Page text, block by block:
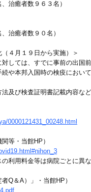
治癒者数９６３名）
治癒者数９０名）
４月１９日から実施）＞
しては、すでに事前の出
や本邦入国時の検疫にお
及び検査証明書記載内容な
0000121431_00248.html
等・当館HP）
利用料金等は病院ごとに異な
Q＆A）」・当館HP）